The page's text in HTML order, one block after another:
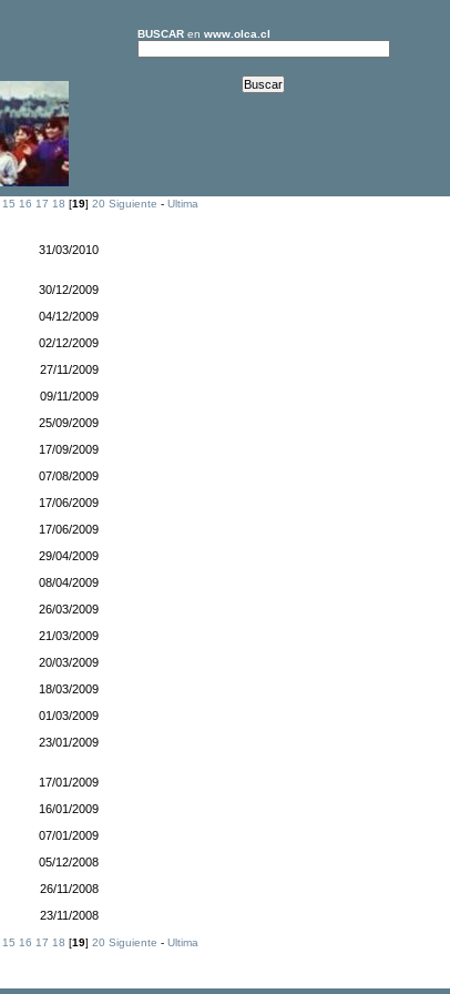
BUSCARen www.olca.cl
15 16 17 18 [19] 20 Siguiente - Ultima
31/03/2010
30/12/2009
04/12/2009
02/12/2009
27/11/2009
09/11/2009
25/09/2009
17/09/2009
07/08/2009
17/06/2009
17/06/2009
29/04/2009
08/04/2009
26/03/2009
21/03/2009
20/03/2009
18/03/2009
01/03/2009
23/01/2009
17/01/2009
16/01/2009
07/01/2009
05/12/2008
26/11/2008
23/11/2008
15 16 17 18 [19] 20 Siguiente - Ultima